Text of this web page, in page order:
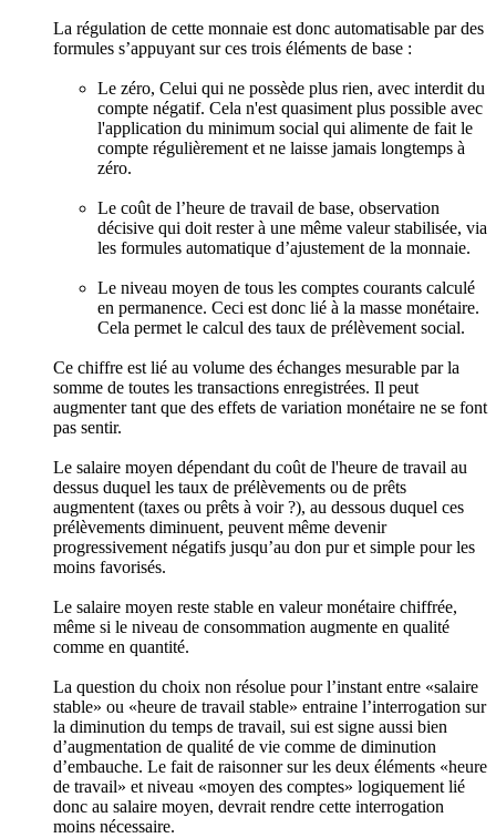
La régulation de cette monnaie est donc automatisable par des
formules s’appuyant sur ces trois éléments de base :
Le zéro, Celui qui ne possède plus rien, avec interdit du
compte négatif. Cela n'est quasiment plus possible avec
l'application du minimum social qui alimente de fait le
compte régulièrement et ne laisse jamais longtemps à
zéro.
Le coût de l’heure de travail de base, observation
décisive qui doit rester à une même valeur stabilisée, via
les formules automatique d’ajustement de la monnaie.
Le niveau moyen de tous les comptes courants calculé
en permanence. Ceci est donc lié à la masse monétaire.
Cela permet le calcul des taux de prélèvement social.
Ce chiffre est lié au volume des échanges mesurable par la
somme de toutes les transactions enregistrées. Il peut
augmenter tant que des effets de variation monétaire ne se font
pas sentir.
Le salaire moyen dépendant du coût de l'heure de travail au
dessus duquel les taux de prélèvements ou de prêts
augmentent (taxes ou prêts à voir ?), au dessous duquel ces
prélèvements diminuent, peuvent même devenir
progressivement négatifs jusqu’au don pur et simple pour les
moins favorisés.
Le salaire moyen reste stable en valeur monétaire chiffrée,
même si le niveau de consommation augmente en qualité
comme en quantité.
La question du choix non résolue pour l’instant entre «salaire
stable» ou «heure de travail stable» entraine l’interrogation sur
la diminution du temps de travail, sui est signe aussi bien
d’augmentation de qualité de vie comme de diminution
d’embauche. Le fait de raisonner sur les deux éléments «heure
de travail» et niveau «moyen des comptes» logiquement lié
donc au salaire moyen, devrait rendre cette interrogation
moins nécessaire.